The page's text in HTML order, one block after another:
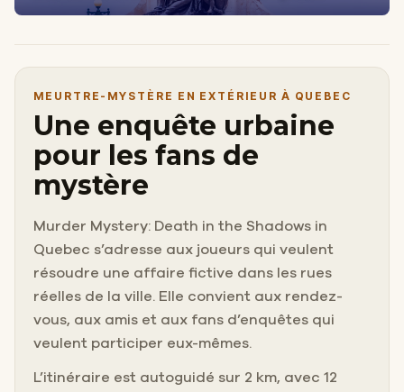
MEURTRE-MYSTÈRE EN EXTÉRIEUR À QUEBEC
Une enquête urbaine
pour les fans de
mystère
Murder Mystery: Death in the Shadows in
Quebec s’adresse aux joueurs qui veulent
résoudre une affaire fictive dans les rues
réelles de la ville. Elle convient aux rendez-
vous, aux amis et aux fans d’enquêtes qui
veulent participer eux-mêmes.
L’itinéraire est autoguidé sur 2 km, avec 12